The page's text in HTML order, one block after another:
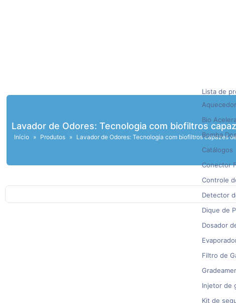
Lista de
Bio
Bomba
Catálogos
Conector
Controle
Detector
Dique de
Dosador
Filtro de
Injetor de
Kit de
Lavador de Odores: Tecnologia com biofiltros
Início » Produtos » Lavador de Odores: Tecnologia com biofiltros capazes